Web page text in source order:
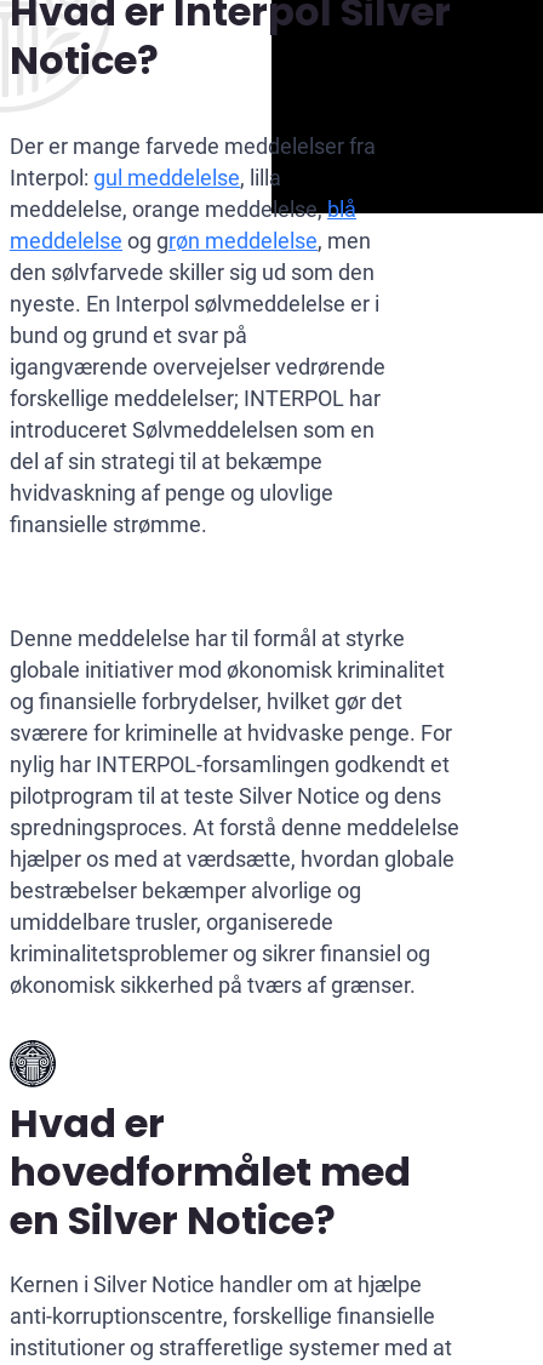
Hvad er Interpol Silver
Notice?
Der er mange farvede meddelelser fra
Interpol: gul meddelelse, lilla
meddelelse, orange meddelelse,blå
meddelelse og grøn meddelelse, men
den sølvfarvede skiller sig ud som den
nyeste. En Interpol sølvmeddelelse er i
bund og grund et svar på
igangværende overvejelser vedrørende
forskellige meddelelser; INTERPOL har
introduceret Sølvmeddelelsen som en
del af sin strategi til at bekæmpe
hvidvaskning af penge og ulovlige
finansielle strømme.
Denne meddelelse har til formål at styrke
globale initiativer mod økonomisk kriminalitet
og finansielle forbrydelser, hvilket gør det
sværere for kriminelle at hvidvaske penge. For
nylig har INTERPOL-forsamlingen godkendt et
pilotprogram til at teste Silver Notice og dens
spredningsproces. At forstå denne meddelelse
hjælper os med at værdsætte, hvordan globale
bestræbelser bekæmper alvorlige og
umiddelbare trusler, organiserede
kriminalitetsproblemer og sikrer finansiel og
økonomisk sikkerhed på tværs af grænser.
Hvad er
hovedformålet med
en Silver Notice?
Kernen i Silver Notice handler om at hjælpe
anti-korruptionscentre, forskellige finansielle
institutioner og strafferetlige systemer med at